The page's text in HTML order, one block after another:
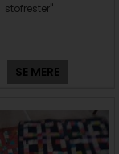
stofrester"
SE MERE